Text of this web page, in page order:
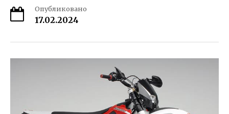
Опубликовано
17.02.2024